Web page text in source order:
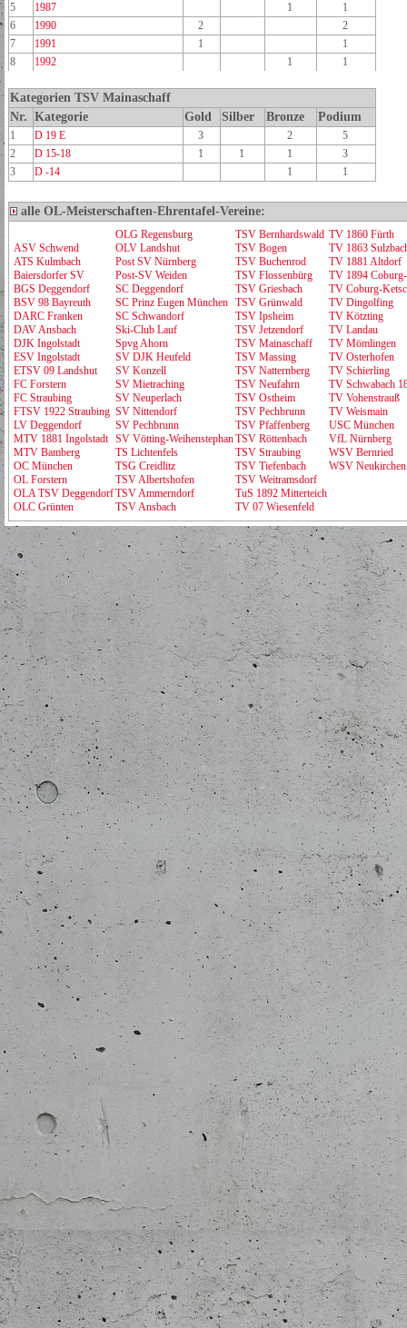
5
1987 1
1
6
1990 2
2
7
1991 1
1
8
1992 1 1
Kategorien TSV Mainaschaff
Nr. Kategorie Gold Silber Bronze Podium
1 D 19 E 3 2
5
2
D 15-18 1 1 1
3
3
D -14 1 1
alle OL-Meisterschaften-Ehrentafel-Vereine:
ASV Schwend
ATS Kulmbach
Baiersdorfer SV
BGS Deggendorf
BSV 98 Bayreuth
DARC Franken
DAV Ansbach
DJK Ingolstadt
ESV Ingolstadt
ETSV 09 Landshut
FC Forstern
FC Straubing
FTSV 1922 Straubing
LV Deggendorf
MTV 1881 Ingolstadt
MTV Bamberg
OC München
OL Forstern
OLA TSV Deggendorf
OLC Grünten
OLG Regensburg
OLV Landshut
Post SV Nürnberg
Post-SV Weiden
SC Deggendorf
SC Prinz Eugen München
SC Schwandorf
Ski-Club Lauf
Spvg Ahorn
SV DJK Heufeld
SV Konzell
SV Mietraching
SV Neuperlach
SV Nittendorf
SV Pechbrunn
SV Vötting-Weihenstephan
TS Lichtenfels
TSG Creidlitz
TSV Albertshofen
TSV Ammerndorf
TSV Ansbach
TSV Bernhardswald
TSV Bogen
TSV Buchenrod
TSV Flossenbürg
TSV Griesbach
TSV Grünwald
TSV Ipsheim
TSV Jetzendorf
TSV Mainaschaff
TSV Massing
TSV Natternberg
TSV Neufahrn
TSV Ostheim
TSV Pechbrunn
TSV Pfaffenberg
TSV Röttenbach
TSV Straubing
TSV Tiefenbach
TSV Weitramsdorf
TuS 1892 Mitterteich
TV 07 Wiesenfeld
TV 1860 Fürth
TV 1863
TV 1881 Altdorf
TV 1894
TV Coburg-
TV Dingolfing
TV Kötzting
TV Landau
TV Mömlingen
TV Osterhofen
TV Schierling
TV Schwabach
TV Vohenstrauß
TV Weismain
USC München
VfL Nürnberg
WSV Bernried
WSV Neukirchen